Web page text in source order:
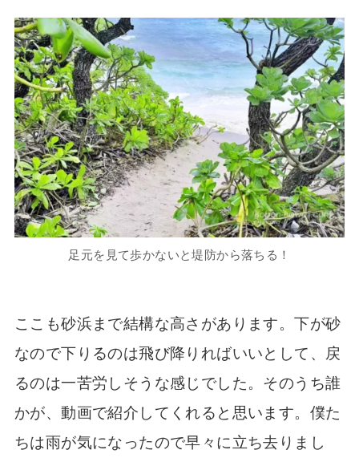
足元を見て歩かないと堤防から落ちる！
ここも砂浜まで結構な高さがあります。下が砂
なので下りるのは飛び降りればいいとして、戻
るのは一苦労しそうな感じでした。そのうち誰
かが、動画で紹介してくれると思います。僕た
ちは雨が気になったので早々に立ち去りまし